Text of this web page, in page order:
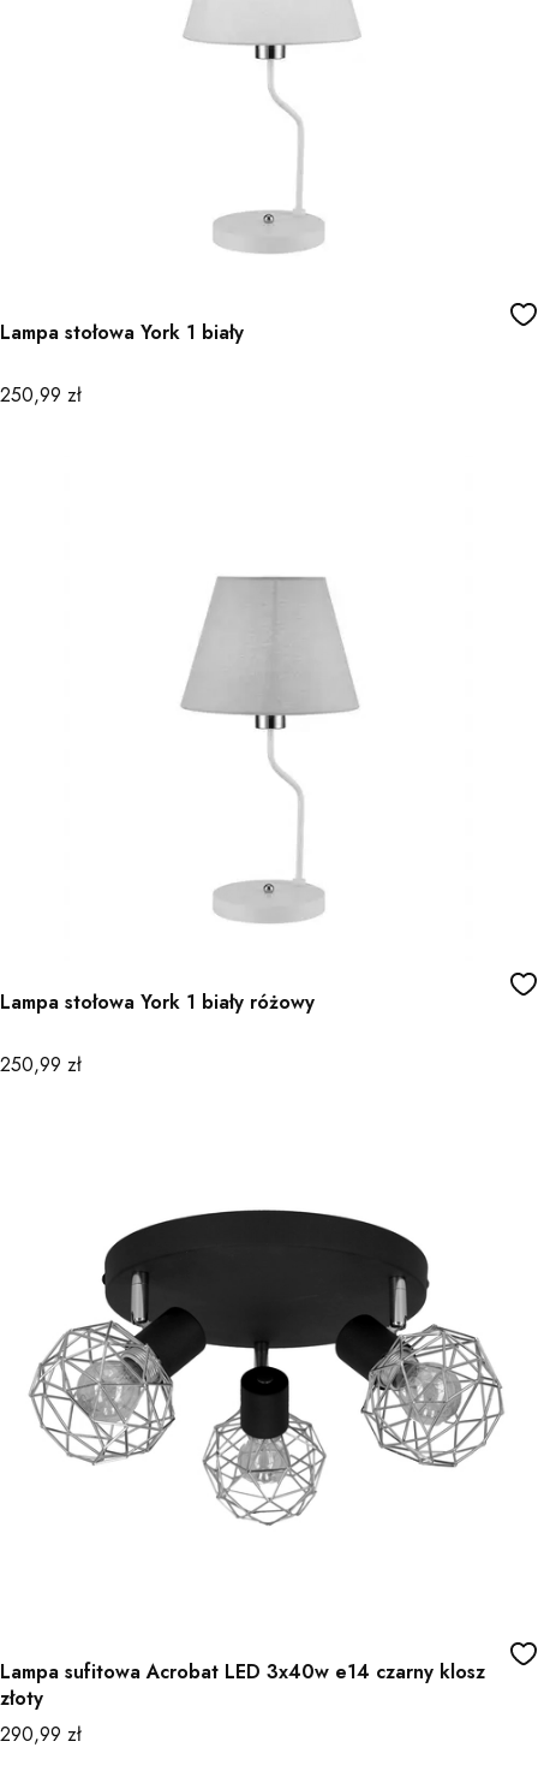
Lampa stołowa York 1 biały
Cena
250,99 zł
Lampa stołowa York 1 biały różowy
Cena
250,99 zł
Lampa sufitowa Acrobat LED 3x40w e14 czarny klosz
złoty
Cena
290,99 zł